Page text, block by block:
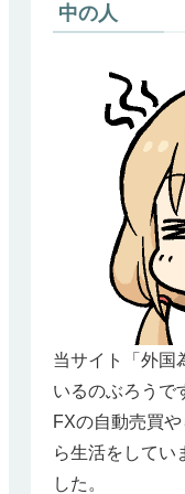
中の人
当サイト「外国
FXの自動売買
ら生活をしてい
した。